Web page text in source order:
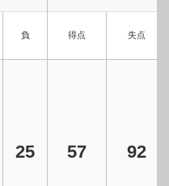
負 得点 失点
25 57 92